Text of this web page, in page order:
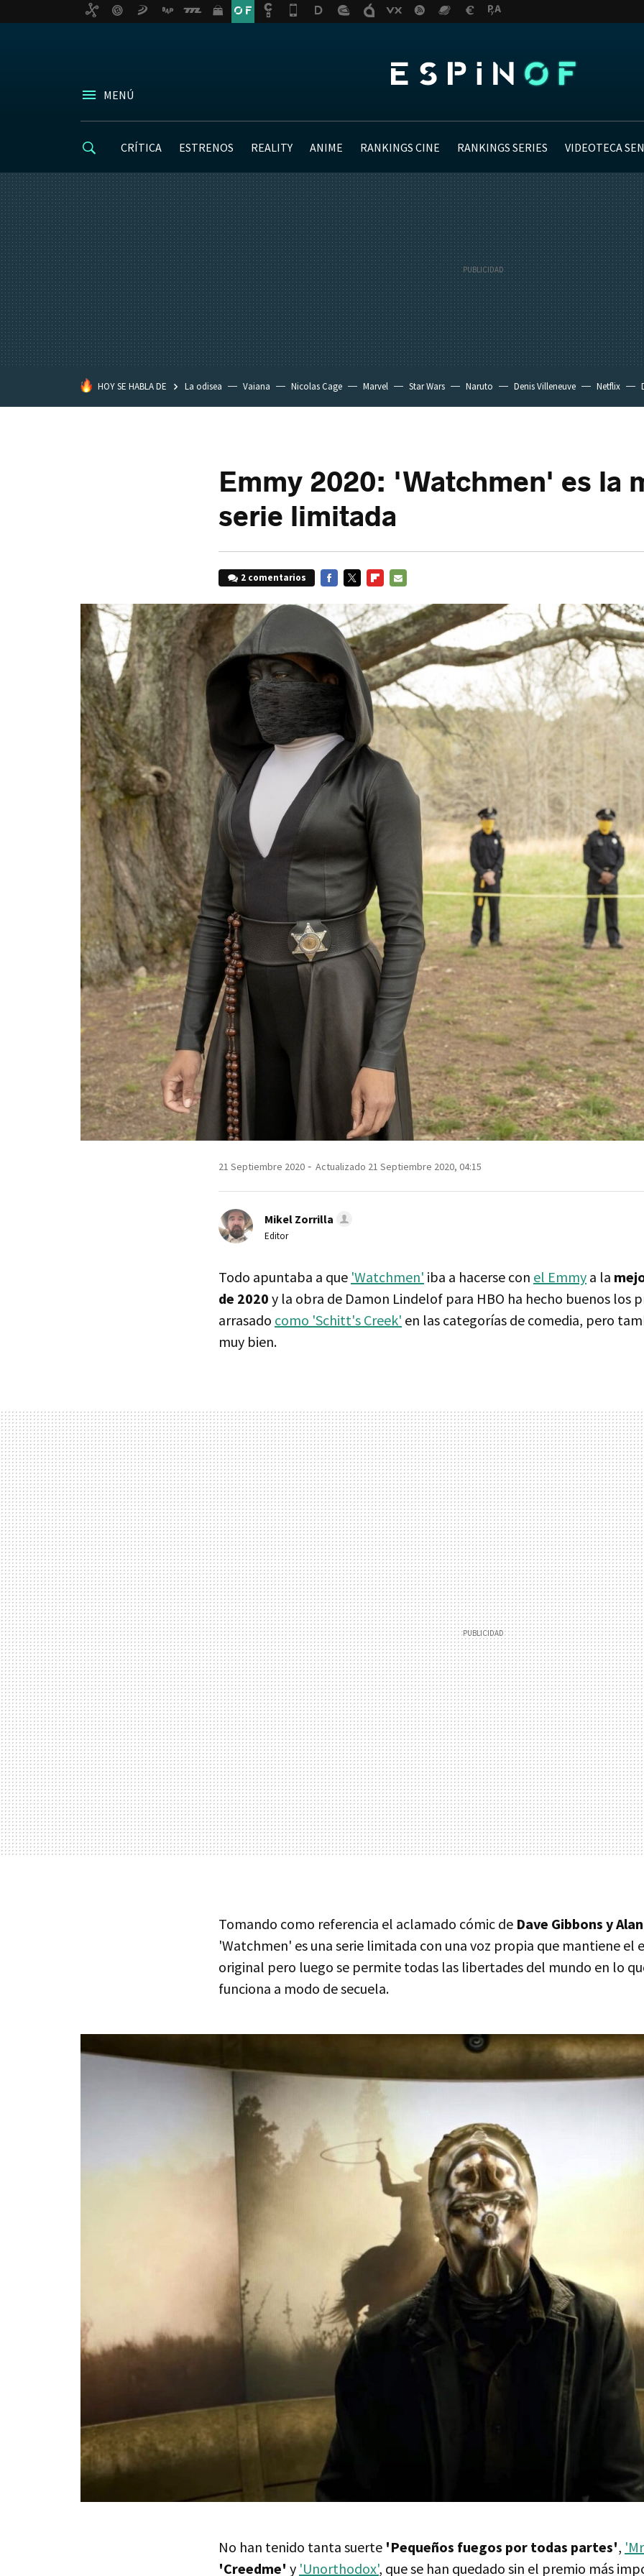
MENÚ
CRÍTICA ESTRENOS REALITY ANIME RANKINGS CINE RANKINGS SERIES VIDEOTECA
HOY SE HABLA DE La odisea Vaiana Nicolas Cage Marvel Star Wars Naruto Denis Villeneuve Netflix
Emmy 2020: 'Watchmen' es la
serie limitada
2 comentarios
MAIL
21 Septiembre 2020 Actualizado 21 Septiembre 2020, 04:15
Mikel Zorrilla
Editor
Todo apuntaba a que 'Watchmen' iba a hacerse con el Emmy a la
de 2020 y la obra de Damon Lindelof para HBO ha hecho buenos los
arrasado como 'Schitt's Creek' en las categorías de comedia, pero
muy bien.
Tomando como referencia el aclamado cómic de Dave Gibbons y
'Watchmen' es una serie limitada con una voz propia que mantiene el
original pero luego se permite todas las libertades del mundo en lo
funciona a modo de secuela.
No han tenido tanta suerte 'Pequeños fuegos por todas partes',
'Creedme' y 'Unorthodox', que se han quedado sin el premio más